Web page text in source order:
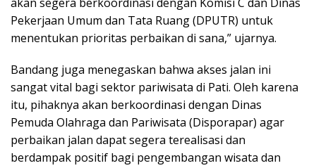
Pekerjaan Umum dan Tata Ruang (DPUTR) untuk
menentukan prioritas perbaikan di sana,” ujarnya.
Bandang juga menegaskan bahwa akses jalan ini
sangat vital bagi sektor pariwisata di Pati. Oleh karena
itu, pihaknya akan berkoordinasi dengan Dinas
Pemuda Olahraga dan Pariwisata (Disporapar) agar
perbaikan jalan dapat segera terealisasi dan
berdampak positif bagi pengembangan wisata dan